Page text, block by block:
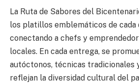
La Ruta de Sabores del
los platillos emblemáticos de cada
conectando a chefs y
locales. En cada entrega, se
autóctonos, técnicas tradicionales
reflejan la diversidad cultural del